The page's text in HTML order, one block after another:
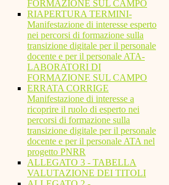
FORMAZIONE SUL CAMPO
RIAPERTURA TERMINI-
Manifestazione di interesse esperto
nei percorsi di formazione sulla
transizione digitale per il personale
docente e per il personale ATA-
LABORATORI DI
FORMAZIONE SUL CAMPO
ERRATA CORRIGE
Manifestazione di interesse a
ricoprire il ruolo di esperto nei
percorsi di formazione sulla
transizione digitale per il personale
docente e per il personale ATA nel
progetto PNRR
ALLEGATO 3 - TABELLA
VALUTAZIONE DEI TITOLI